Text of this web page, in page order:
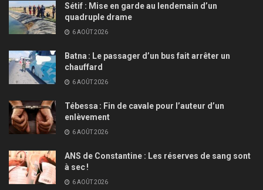
Sétif : Mise en garde au lendemain d’un
quadruple drame
6 AOÛT 2026
Batna : Le passager d’un bus fait arrêter un
chauffard
6 AOÛT 2026
Tébessa : Fin de cavale pour l’auteur d’un
enlèvement
6 AOÛT 2026
ANS de Constantine : Les réserves de sang sont
à sec !
6 AOÛT 2026